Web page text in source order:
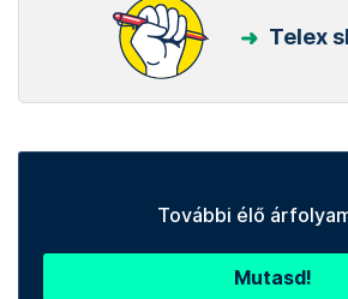
Telex
További élő
Mutasd!